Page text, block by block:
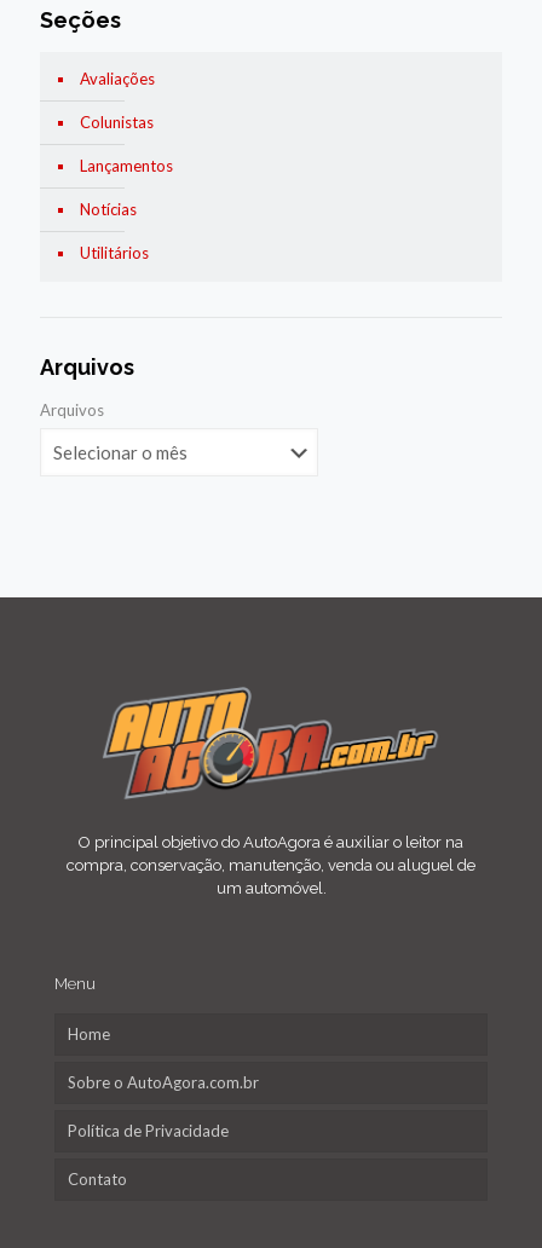
Seções
Avaliações
Colunistas
Lançamentos
Notícias
Utilitários
Arquivos
Arquivos
O principal objetivo do AutoAgora é auxiliar o leitor na
compra, conservação, manutenção, venda ou aluguel de
um automóvel.
Menu
Home
Sobre o AutoAgora.com.br
Política de Privacidade
Contato